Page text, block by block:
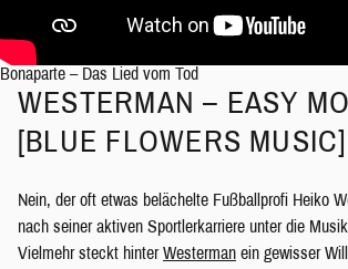
Bonaparte – Das Lied vom Tod
WESTERMAN – EASY
[BLUE FLOWERS MUSIC]
Nein, der oft etwas belächelte Fußballprofi Heiko
nach seiner aktiven Sportlerkarriere unter die
Vielmehr steckt hinterWesterman ein gewisser